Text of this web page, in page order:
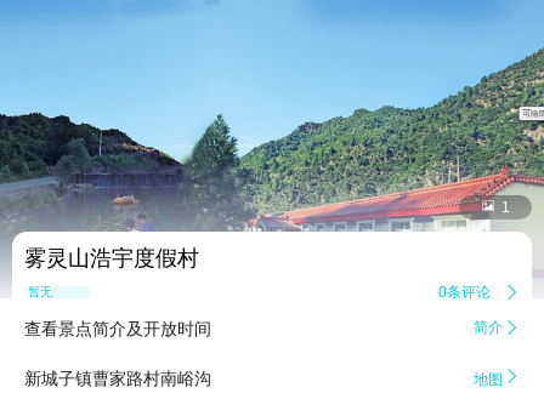
 1
雾灵山浩宇度假村
暂无点评 0条评论 
查看景点简介及开放时间 简介 
新城子镇曹家路村南峪沟 地图 